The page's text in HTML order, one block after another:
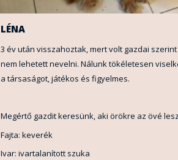
LÉNA
3 év után visszahoztak, mert volt gazdai
nem lehetett nevelni. Nálunk tökéletesen
a társaságot, játékos és figyelmes.
Megértő gazdit keresünk, aki örökre az övé
Fajta: keverék
Ivar: ivartalanított szuka